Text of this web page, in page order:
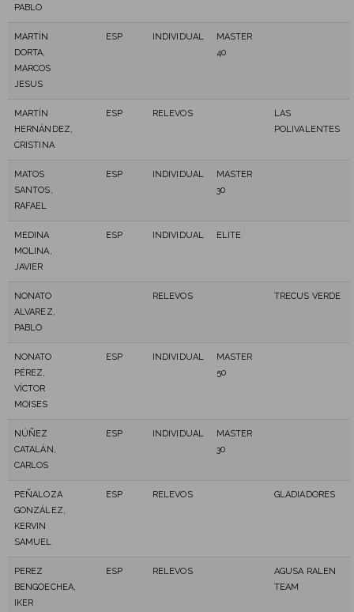
PABLO
MARTÍN
DORTA,
MARCOS
JESUS
ESP INDIVIDUAL
MASTER
40
MARTÍN
HERNÁNDEZ,
CRISTINA
ESP RELEVOS
LAS
POLIVALENTES
MATOS
SANTOS,
RAFAEL
ESP INDIVIDUAL
MASTER
30
MEDINA
MOLINA,
JAVIER
ESP INDIVIDUAL ELITE
NONATO
ALVAREZ,
PABLO
RELEVOS TRECUS VERDE
NONATO
PÉREZ,
VÍCTOR
MOISES
ESP INDIVIDUAL
MASTER
50
NÚÑEZ
CATALÁN,
CARLOS
ESP INDIVIDUAL
MASTER
30
PEÑALOZA
GONZÁLEZ,
KERVIN
SAMUEL
ESP RELEVOS GLADIADORES
PEREZ
BENGOECHEA,
IKER
ESP RELEVOS
AGUSA RALEN
TEAM